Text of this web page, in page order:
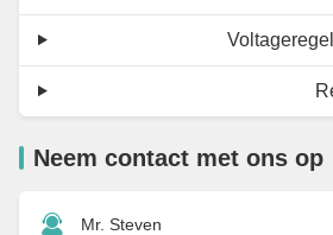
Neem contact met ons op
Mr. Steven